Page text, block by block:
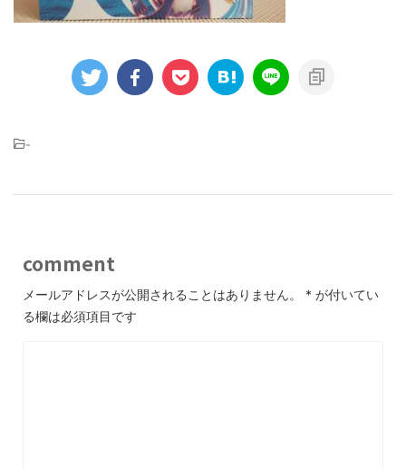
-
comment
メールアドレスが公開されることはありません。 * が付いてい
る欄は必須項目です